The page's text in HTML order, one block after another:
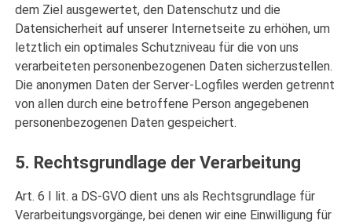
dem Ziel ausgewertet, den Datenschutz und die
Datensicherheit auf unserer Internetseite zu erhöhen, um
letztlich ein optimales Schutzniveau für die von uns
verarbeiteten personenbezogenen Daten sicherzustellen.
Die anonymen Daten der Server-Logfiles werden getrennt
von allen durch eine betroffene Person angegebenen
personenbezogenen Daten gespeichert.
5. Rechtsgrundlage der Verarbeitung
Art. 6 I lit. a DS-GVO dient uns als Rechtsgrundlage für
Verarbeitungsvorgänge, bei denen wir eine Einwilligung für